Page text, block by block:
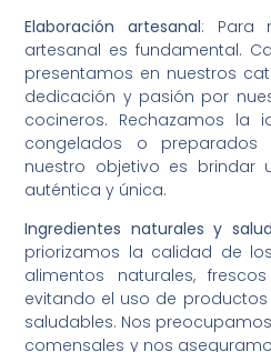
Elaboración artesanal: Para
artesanal es fundamental.
presentamos en nuestros
dedicación y pasión por
cocineros. Rechazamos la
congelados o
nuestro objetivo es brindar
auténtica y única.
Ingredientes naturales y
priorizamos la calidad de
alimentos naturales,
evitando el uso de
saludables. Nos
comensales y nos